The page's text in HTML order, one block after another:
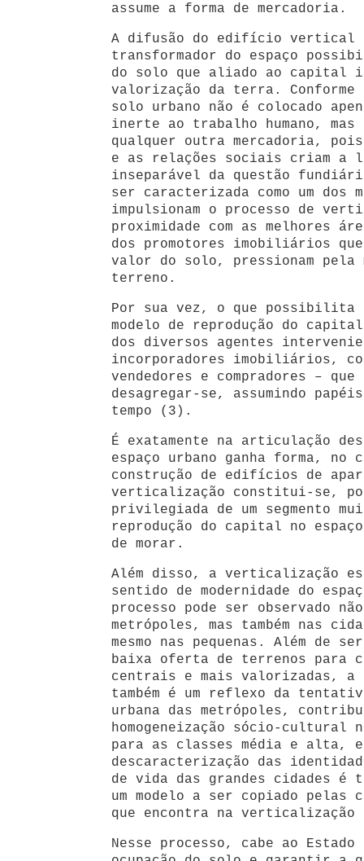
assume a forma de mercadoria.
A difusão do edifício vertical
transformador do espaço
do solo que aliado ao capital
valorização da terra.
solo urbano não é colocado
inerte ao trabalho humano, mas
qualquer outra mercadoria,
e as relações sociais criam a
inseparável da questão
ser caracterizada como um dos
impulsionam o processo de
proximidade com as melhores
dos promotores imobiliários
valor do solo, pressionam pela
terreno.
Por sua vez, o que possibilita
modelo de reprodução do
dos diversos agentes
incorporadores imobiliários,
vendedores e compradores – que
desagregar-se, assumindo
tempo (3).
É exatamente na articulação
espaço urbano ganha forma, no
construção de edifícios de
verticalização constitui-se,
privilegiada de um segmento
reprodução do capital no
de morar.
Além disso, a verticalização
sentido de modernidade do
processo pode ser observado
metrópoles, mas também nas
mesmo nas pequenas. Além de
baixa oferta de terrenos para
centrais e mais valorizadas,
também é um reflexo da
urbana das metrópoles,
homogeneização sócio-cultural
para as classes média e alta, e
descaracterização das
de vida das grandes cidades é
um modelo a ser copiado
que encontra na
Nesse processo, cabe ao